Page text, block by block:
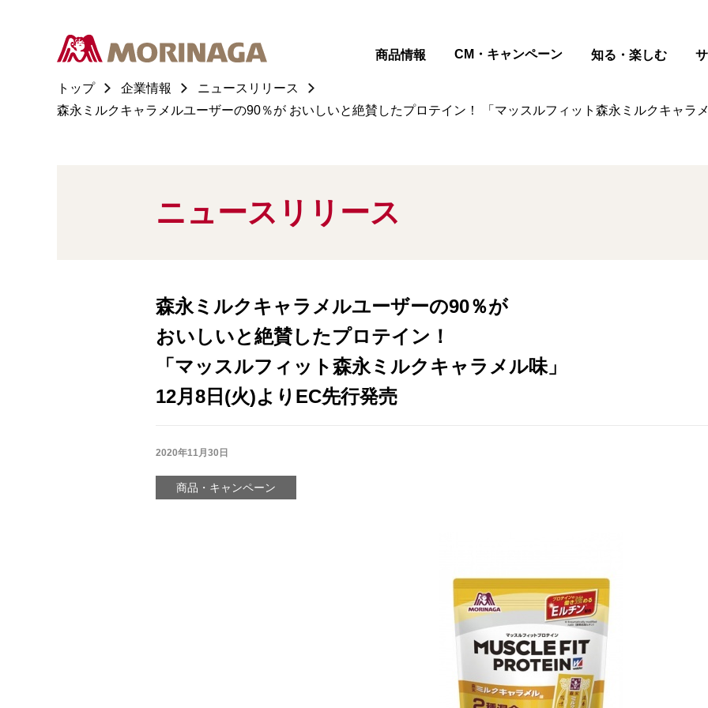
商品情報 CM・キャンペーン 知る・楽しむ
トップ 企業情報
ニュースリリース
森永ミルクキャラメルユーザーの90％が おいしいと絶賛したプロテイン！ 「マッスルフィット森永ミルクキャラ
ニュースリリース
森永ミルクキャラメルユーザーの90％が
おいしいと絶賛したプロテイン！
「マッスルフィット森永ミルクキャラメル味」
12月8日(火)よりEC先行発売
2020年11月30日
商品・キャンペーン